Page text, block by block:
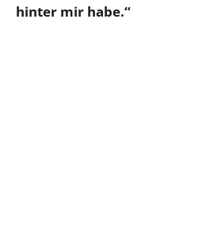
hinter mir habe.“